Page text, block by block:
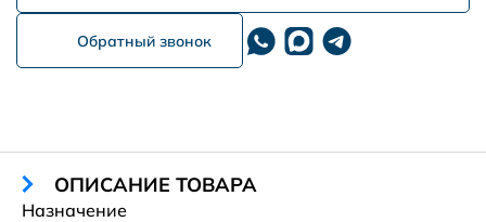
Обратный звонок
ОПИСАНИЕ ТОВАРА
Назначение